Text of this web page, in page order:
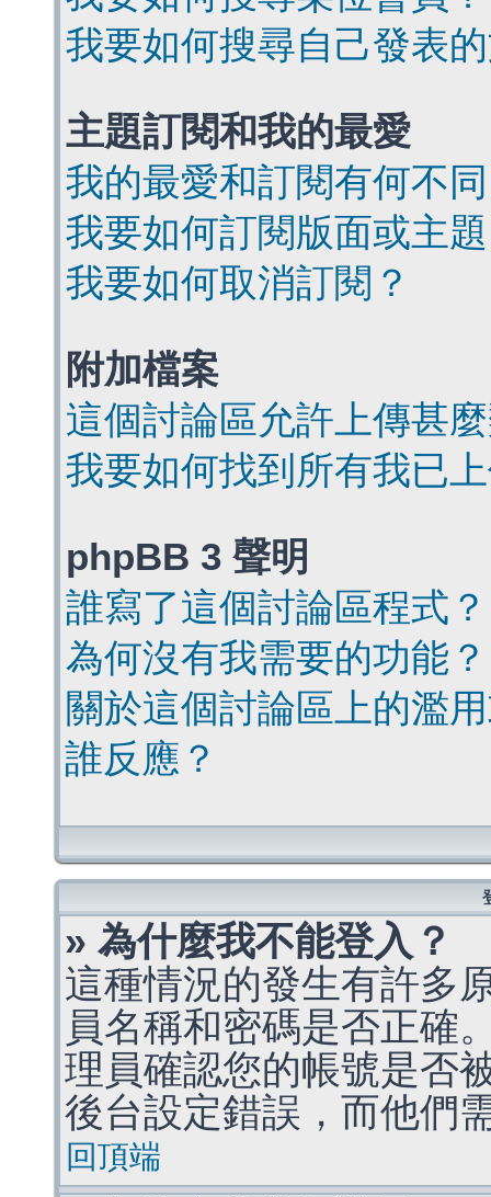
我要如何搜尋自己發表
主題訂閱和我的最愛
我的最愛和訂閱有何不
我要如何訂閱版面或主
我要如何取消訂閱？
附加檔案
這個討論區允許上傳甚
我要如何找到所有我已
phpBB 3 聲明
誰寫了這個討論區程式？
為何沒有我需要的功能？
關於這個討論區上的濫
誰反應？
» 為什麼我不能登入？
這種情況的發生有許多
員名稱和密碼是否正確
理員確認您的帳號是否
後台設定錯誤，而他們
回頂端